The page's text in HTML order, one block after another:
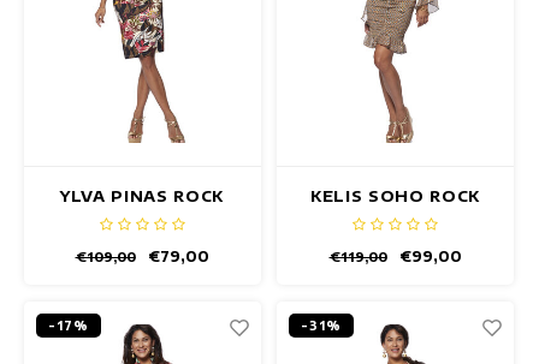
YLVA PINAS ROCK
€109,00 €79,00
KELIS SOHO ROCK
€119,00 €99,00
-17% -31%